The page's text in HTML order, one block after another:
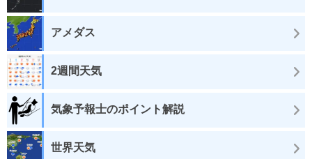
アメダス
2週間天気
気象予報士のポイント解説
世界天気